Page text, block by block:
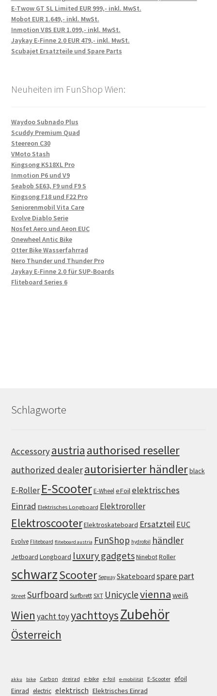
E-Twow GT SL Limited EUR 999,- inkl. MwSt.
Mobot EUR 1.649,- inkl. MwSt.
Inmotion V8S EUR 1.099,- inkl. MwSt.
Jaykay E-Finne 2.0 EUR 479,- inkl. MwSt.
Scubajet Ersatzteile und Spare Parts
Neuheiten im FunShop Wien:
Waydoo Subnado Plus
Scuddy Premium Quad
Steereon C30
VMoto Stash
Kingsong KS18XL Pro
Inmotion P6 und V9
Seabob SE63, F9 und F9 S
Kingsong F18 und F22 Pro
Seniorenmobil Vita Care
Evolve Diablo Serie
Nosfet Aero und Aeon EUC
Onewheel Antic Bike
Otter Bike Wasserfahrrad
Nero Thunder und Thunder Pro
Jaykay E-Finne 2.0 für SUP-Boards
Fliteboard Series 6
Schlagworte
Accessoryaustria authorised reseller
authorized dealerautorisierter händlerblack
E-Roller E-ScooterE-WheeleFoil elektrisches
Einrad Elektrisches Longboard Elektroroller
ElektroscooterElektroskateboard Ersatzteil EUC
Evolve Fliteboard fliteboard austria FunShop hydrofoil händler
Jetboard Longboard luxury gadgetsNinebotRoller
schwarzScooter Segway Skateboard spare part
Street Surfboard SurfbrettSXT Unicyclevienna weiß
Wien yacht toyyachttoysZubehör
Österreich
akku bike Carbon dreirad e-bike e-foil e-mobilität E-Scooter efoil
Einrad electric elektrisch Elektrisches Einrad